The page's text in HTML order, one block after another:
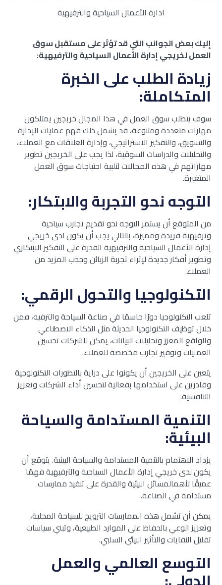
ادارة الأعمال السياحية والترفيهية
إليك بعض الجوانب التي قد تؤثر على مستقبل سوق
العمل لخريجي إدارة الأعمال السياحية والترفيهية:
زيادة الطلب على الخبرة
المتكاملة:
سوف يتطلب سوق العمل في هذا المجال خريجين يمتلكون
مهارات متعددة ومتنوعة، قد يشمل ذلك فهم عمليات الإدارة
والتسويق، والتفكير الاستراتيجي، وإدارة العلاقات مع العملاء،
والتحليلات والدراسات السوقية، لذا يجب على الخريجين تطوير
مهاراتهم في هذه المجالات لتلبية احتياجات سوق العمل
المتغيرة.
التوجه نحو التجربة والابتكار:
من المتوقع أن يستمر التوجه نحو تقديم تجارب سياحية
وترفيهية فريدة ومميزة، بالتالي يجب أن يكون لدى خريجي
إدارة الأعمال السياحية والترفيهية القدرة على التفكير الابتكاري
وتطوير أفكار جديدة لإثراء تجربة الزبائن وجذب المزيد من
العملاء.
التكنولوجيا والتحول الرقمي:
تلعب التكنولوجيا دورًا حاسمًا في صناعة السياحة والترفيه، فمن
خلال توظيف التكنولوجيا الحديثة مثل الذكاء الاصطناعي
والواقع المعزز وتحليلات البيانات، يمكن للشركات تحسين
العمليات وتوفير تجارب مخصصة للعملاء.
يتعين على الخريجين أن يكونوا على دراية بالتطورات التكنولوجية
وقادرين على استخدامها بفعالية لتحسين أداء الشركات وتعزيز
التنافسية.
التنمية المستدامة والسياحة
البيئية:
يزداد الاهتمام بالتنمية المستدامة والسياحة البيئية. يتوقع أن
يكون لدى خريجي إدارة الأعمال السياحية والترفيهية فهمًا
عميقًا لأهمالمسائل البيئية والقدرة على تنفيذ ممارسات
مستدامة في الصناعة.
يمكن أن تشمل هذه الممارسات الترويج للسياحة المحلية،
وتعزيز الوعي بالحفاظ على الموارد الطبيعية، وتبني سياسات
تقليل النفايات والتأثير البيئي السلبي.
التوسع العالمي والعمل